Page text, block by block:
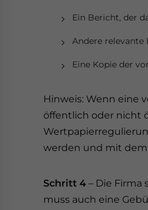
Ein Bericht, der
Andere relevante
Eine Kopie der
Hinweis: Wenn eine
öffentlich oder nicht
werden und mit dem
Schritt 4 – Die Firma
muss auch eine